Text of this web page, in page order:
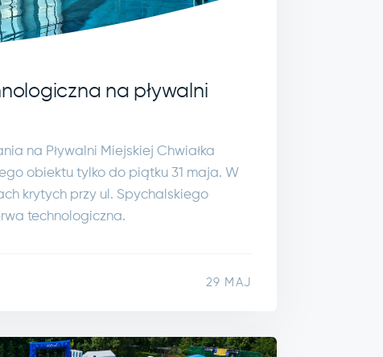
na pływalni
na Pływalni Miejskiej Chwiałka
obiektu tylko do piątku 31 maja. W
krytych przy ul. Spychalskiego
technologiczna.
29 MAJ